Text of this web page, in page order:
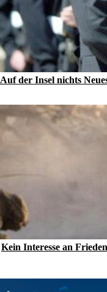
Auf der Insel nichts
Kein Inte­resse an Frieden